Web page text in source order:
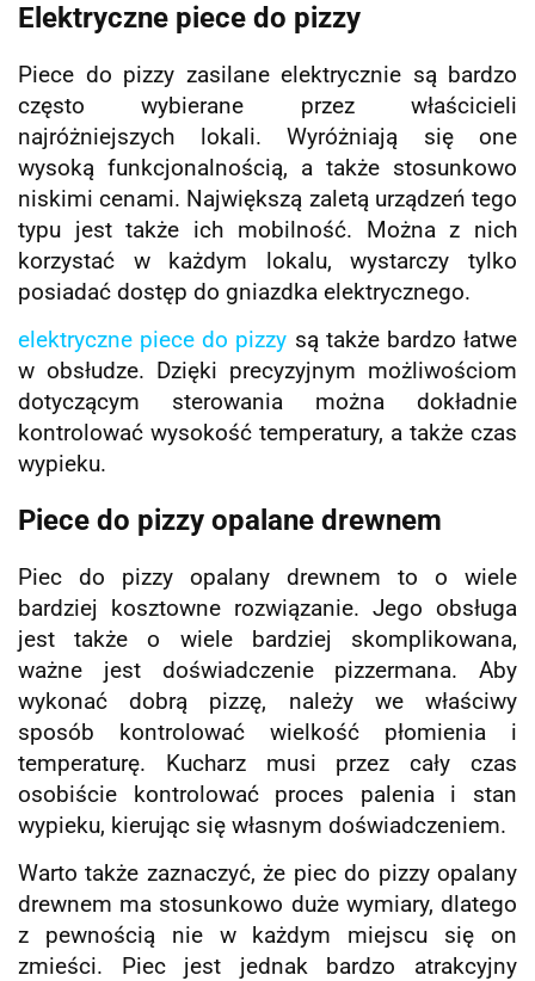
Elektryczne piece do pizzy
Piece do pizzy zasilane elektrycznie są bardzo
często wybierane przez właścicieli
najróżniejszych lokali. Wyróżniają się one
wysoką funkcjonalnością, a także stosunkowo
niskimi cenami. Największą zaletą urządzeń tego
typu jest także ich mobilność. Można z nich
korzystać w każdym lokalu, wystarczy tylko
posiadać dostęp do gniazdka elektrycznego.
elektryczne piece do pizzy są także bardzo łatwe
w obsłudze. Dzięki precyzyjnym możliwościom
dotyczącym sterowania można dokładnie
kontrolować wysokość temperatury, a także czas
wypieku.
Piece do pizzy opalane drewnem
Piec do pizzy opalany drewnem to o wiele
bardziej kosztowne rozwiązanie. Jego obsługa
jest także o wiele bardziej skomplikowana,
ważne jest doświadczenie pizzermana. Aby
wykonać dobrą pizzę, należy we właściwy
sposób kontrolować wielkość płomienia i
temperaturę. Kucharz musi przez cały czas
osobiście kontrolować proces palenia i stan
wypieku, kierując się własnym doświadczeniem.
Warto także zaznaczyć, że piec do pizzy opalany
drewnem ma stosunkowo duże wymiary, dlatego
z pewnością nie w każdym miejscu się on
zmieści. Piec jest jednak bardzo atrakcyjny